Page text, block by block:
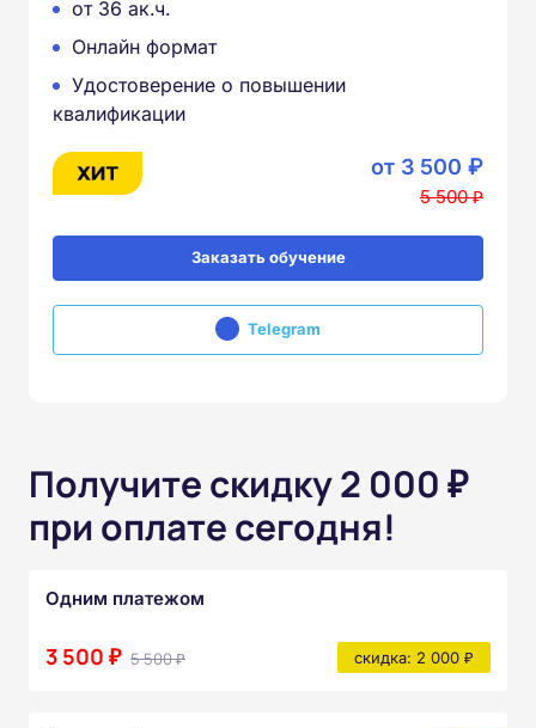
от 36 ак.ч.
Онлайн формат
Удостоверение о повышении
квалификации
от 3 500 ₽
5 500 ₽
Заказать обучение
Telegram
Получите скидку 2 000 ₽
при оплате сегодня!
Одним платежом
3 500 ₽ 5 500 ₽ скидка: 2 000 ₽